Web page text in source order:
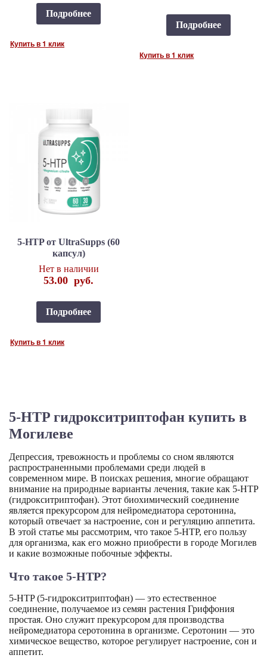
5-HTP гидрокситриптофан купить в
Могилеве
Депрессия, тревожность и проблемы со сном являются
распространенными проблемами среди людей в
современном мире. В поисках решения, многие обращают
внимание на природные варианты лечения, такие как 5-HTP
(гидрокситриптофан). Этот биохимический соединение
является прекурсором для нейромедиатора серотонина,
который отвечает за настроение, сон и регуляцию аппетита.
В этой статье мы рассмотрим, что такое 5-HTP, его пользу
для организма, как его можно приобрести в городе Могилев
и какие возможные побочные эффекты.
Что такое 5-HTP?
5-HTP (5-гидрокситриптофан) — это естественное
соединение, получаемое из семян растения Гриффония
простая. Оно служит прекурсором для производства
нейромедиатора серотонина в организме. Серотонин — это
химическое вещество, которое регулирует настроение, сон и
аппетит.
Подробнее
Купить в 1 клик
Подробнее
Купить в 1 клик
5-HTP от UltraSupps (60
капсул)
Нет в наличии
53.00 руб.
Подробнее
Купить в 1 клик